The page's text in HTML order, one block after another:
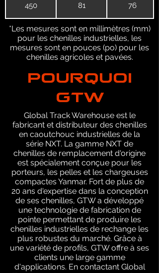
450 81 76
*Les mesures sont en millimètres (mm)
pour les chenilles industrielles, les
mesures sont en pouces (po) pour les
chenilles agricoles et pavées.
POURQUOI
GTW
Global Track Warehouse est le
fabricant et distributeur des chenilles
en caoutchouc industrielles de la
série NXT. La gamme NXT de
chenilles de remplacement d'origine
est spécialement conçue pour les
porteurs, les pelles et les chargeuses
compactes Yanmar. Fort de plus de
20 ans d'expertise dans la conception
de ses chenilles, GTW a développé
une technologie de fabrication de
pointe permettant de produire les
chenilles industrielles de rechange les
plus robustes du marché. Grâce à
une variété de profils, GTW offre à ses
clients une large gamme
d'applications. En contactant Global